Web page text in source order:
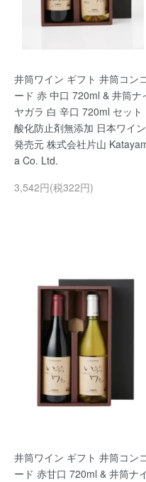
井筒ワイン ギフト 井筒コン
ード 赤 中口 720ml & 井筒ナ
ヤガラ 白 辛口 720ml セット
酸化防止剤無添加 日本ワイン
発売元 株式会社片山
a Co. Ltd.
3,542円(税322円)
井筒ワイン ギフト 井筒コン
ード 赤甘口 720ml & 井筒ナ